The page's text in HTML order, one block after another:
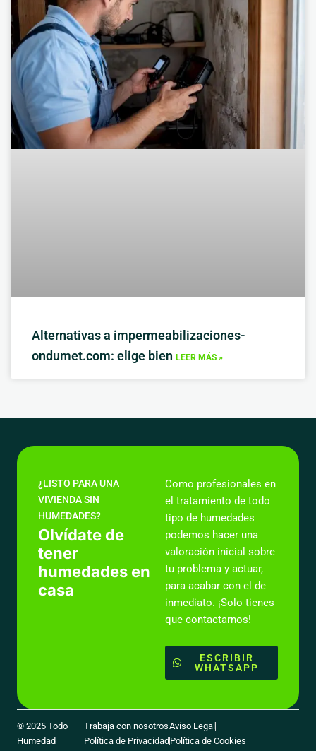
Alternativas a impermeabilizaciones-
ondumet.com: elige bien LEER MÁS »
¿LISTO PARA UNA
VIVIENDA SIN
HUMEDADES?
Olvídate de
tener
humedades en
casa
Como profesionales en
el tratamiento de todo
tipo de humedades
podemos hacer una
valoración inicial sobre
tu problema y actuar,
para acabar con el de
inmediato. ¡Solo tienes
que contactarnos!
ESCRIBIR
WHATSAPP
© 2025 Todo
Humedad
Trabaja con nosotrosAviso Legal
Política de Privacidad Política de Cookies